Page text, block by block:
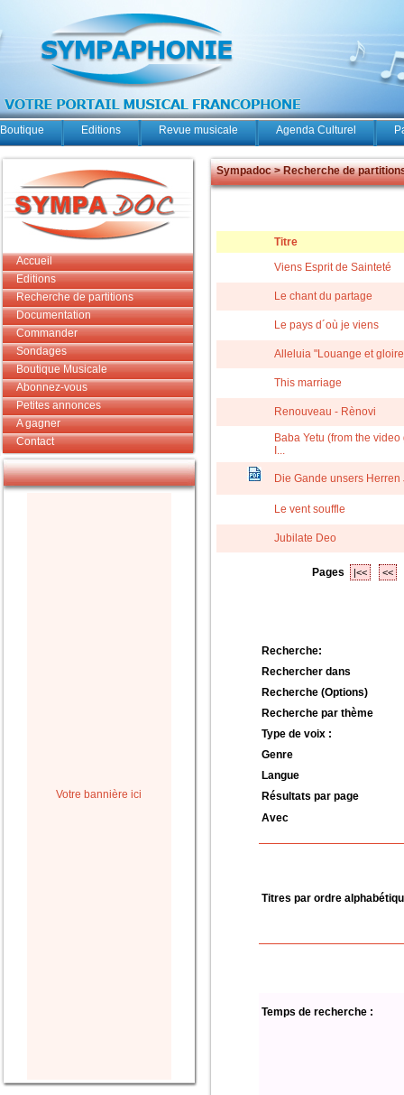
Boutique Editions Revue musicale Agenda Culturel
Accueil
Editions
Recherche de partitions
Documentation
Commander
Sondages
Boutique Musicale
Abonnez-vous
Petites annonces
A gagner
Contact
Votre bannière ici
Sympadoc > Recherche de
Titre
Viens Esprit de Sainteté
Le chant du partage
Le pays d´où je viens
Alleluia "Louange et
This marriage
Renouveau - Rènovi
Baba Yetu (from the
I...
Die Gande unsers Herren
Le vent souffle
Jubilate Deo
Pages |<< <<
Recherche:
Rechercher dans
Recherche (Options)
Recherche par thème
Type de voix :
Genre
Langue
Résultats par page
Avec
Titres par ordre
Temps de recherche :